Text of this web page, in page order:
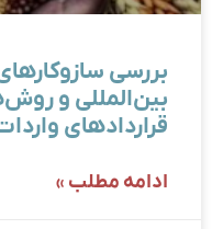
بررسی
بین‌المللی و
قراردادهای
ادامه مطلب »